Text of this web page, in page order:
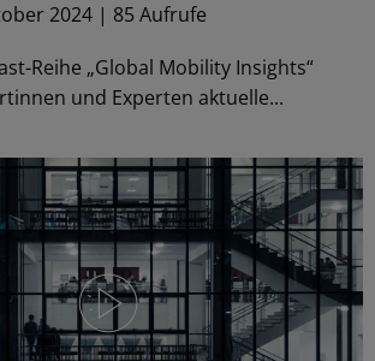
2024 | 85 Aufrufe
Reihe „Global Mobility Insights“
und Experten aktuelle...